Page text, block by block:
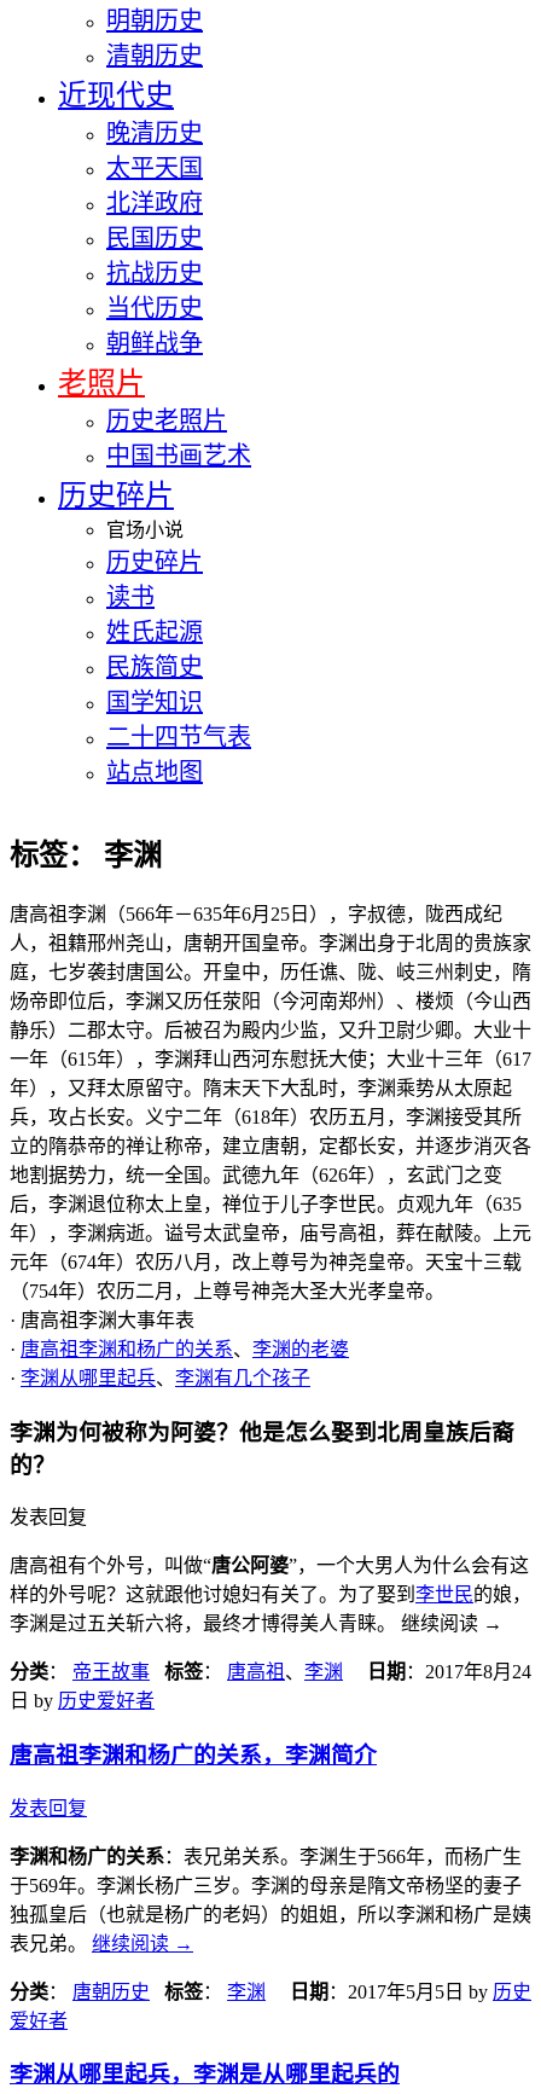
明朝历史
清朝历史
近现代史
晚清历史
太平天国
北洋政府
民国历史
抗战历史
当代历史
朝鲜战争
老照片
历史老照片
中国书画艺术
历史碎片
官场小说
历史碎片
读书
姓氏起源
民族简史
国学知识
二十四节气表
站点地图
标签： 李渊
唐高祖李渊（566年－635年6月25日），字叔德，陇西成纪
人，祖籍邢州尧山，唐朝开国皇帝。李渊出身于北周的贵族家
庭，七岁袭封唐国公。开皇中，历任谯、陇、岐三州刺史，隋
炀帝即位后，李渊又历任荥阳（今河南郑州）、楼烦（今山西
静乐）二郡太守。后被召为殿内少监，又升卫尉少卿。大业十
一年（615年），李渊拜山西河东慰抚大使；大业十三年（617
年），又拜太原留守。隋末天下大乱时，李渊乘势从太原起
兵，攻占长安。义宁二年（618年）农历五月，李渊接受其所
立的隋恭帝的禅让称帝，建立唐朝，定都长安，并逐步消灭各
地割据势力，统一全国。武德九年（626年），玄武门之变
后，李渊退位称太上皇，禅位于儿子李世民。贞观九年（635
年），李渊病逝。谥号太武皇帝，庙号高祖，葬在献陵。上元
元年（674年）农历八月，改上尊号为神尧皇帝。天宝十三载
（754年）农历二月，上尊号神尧大圣大光孝皇帝。
· 唐高祖李渊大事年表
· 唐高祖李渊和杨广的关系、 李渊的老婆
· 李渊从哪里起兵、 李渊有几个孩子
李渊为何被称为阿婆？他是怎么娶到北周皇族后裔
的？
发表回复
唐高祖有个外号，叫做“唐公阿婆”，一个大男人为什么会有这
样的外号呢？这就跟他讨媳妇有关了。为了娶到 李世民的娘，
李渊是过五关斩六将，最终才博得美人青睐。 继续阅读 →
分类： 帝王故事 标签： 唐高祖 、 李渊 日期 ： 2017年8月24
日 by 历史爱好者
唐高祖李渊和杨广的关系，李渊简介
发表回复
李渊和杨广的关系：表兄弟关系。李渊生于566年，而杨广生
于569年。李渊长杨广三岁。李渊的母亲是隋文帝杨坚的妻子
独孤皇后（也就是杨广的老妈）的姐姐，所以李渊和杨广是姨
表兄弟。 继续阅读 →
分类： 唐朝历史 标签： 李渊 日期 ： 2017年5月5日 by 历史
爱好者
李渊从哪里起兵，李渊是从哪里起兵的